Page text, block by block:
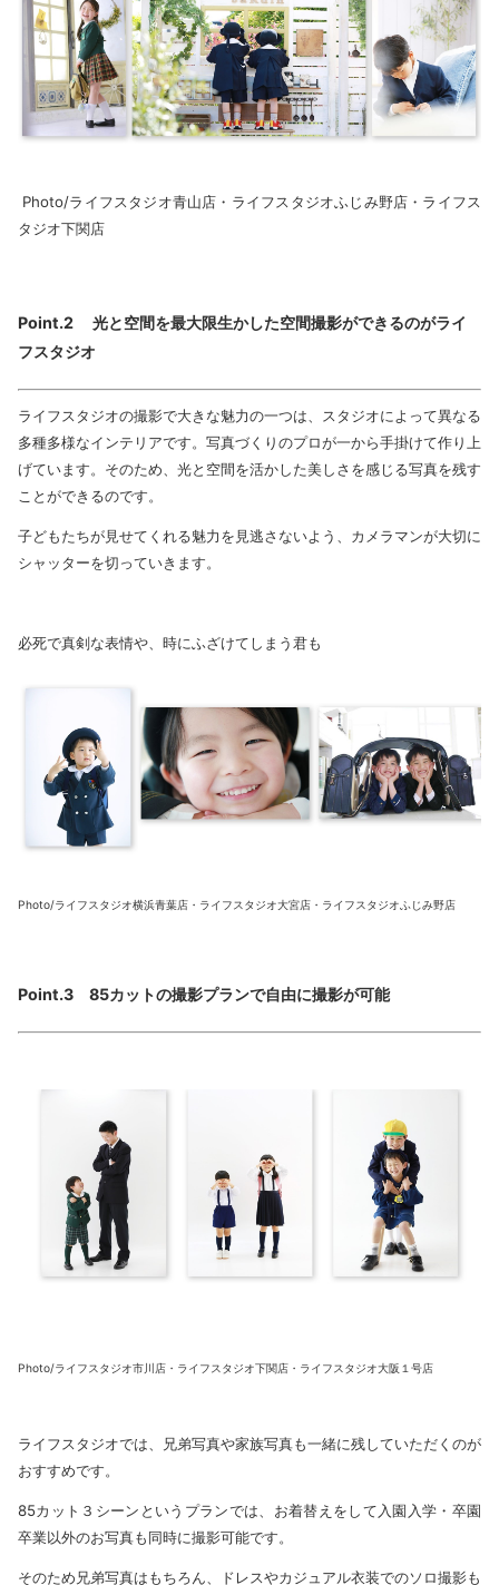
Photo/ライフスタジオ青山店・ライフスタジオふじみ野店・ライフス
タジオ下関店
Point.2 光と空間を最大限生かした空間撮影ができるのがライ
フスタジオ
ライフスタジオの撮影で大きな魅力の一つは、スタジオによって異なる
多種多様なインテリアです。写真づくりのプロが一から手掛けて作り上
げています。そのため、光と空間を活かした美しさを感じる写真を残す
ことができるのです。
子どもたちが見せてくれる魅力を見逃さないよう、カメラマンが大切に
シャッターを切っていきます。
必死で真剣な表情や、時にふざけてしまう君も
Photo/ライフスタジオ横浜青葉店・ライフスタジオ大宮店・ライフスタジオふじみ野店
Point.3 85カットの撮影プランで自由に撮影が可能
Photo/ライフスタジオ市川店・ライフスタジオ下関店・ライフスタジオ大阪１号店
ライフスタジオでは、兄弟写真や家族写真も一緒に残していただくのが
おすすめです。
85カット３シーンというプランでは、お着替えをして入園入学・卒園
卒業以外のお写真も同時に撮影可能です。
そのため兄弟写真はもちろん、ドレスやカジュアル衣装でのソロ撮影も